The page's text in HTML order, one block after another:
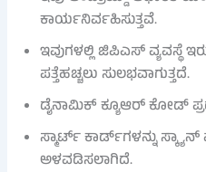
ಕಾರ್ಯನಿರ್ವಹಿಸುತ್ತವೆ.
ಇವುಗಳಲ್ಲಿ ಜಿಪಿಎಸ್ ವ್ಯವಸ್ಥೆ
ಪತ್ತೆಹಚ್ಚಲು ಸುಲಭವಾಗುತ್ತದೆ.
ಡೈನಾಮಿಕ್ ಕ್ಯೂಆರ್ ಕೋಡ್
ಸ್ಮಾರ್ಟ್ ಕಾರ್ಡ್‌ಗಳನ್ನು
ಅಳವಡಿಸಲಾಗಿದೆ.